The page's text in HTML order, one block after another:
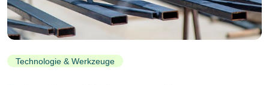
Technologie & Werkzeuge